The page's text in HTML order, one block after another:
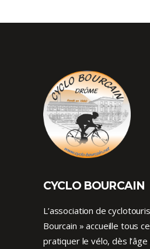
CYCLO BOURCAIN
L’association de
Bourcain » accueille tous
pratiquer le vélo, dès